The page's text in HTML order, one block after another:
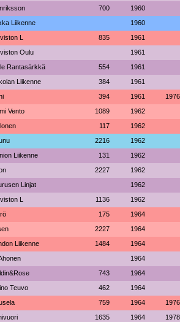
700 1960
Liikenne 1960
L 835 1961
Oulu 1961
Rantasärkkä 554 1961
Liikenne 384 1961
394 1961 1976
Vento 1089 1962
117 1962
2216 1962
Liikenne 131 1962
2227 1962
Linjat 1962
L 1136 1962
175 1964
2227 1964
Liikenne 1484 1964
1964
743 1964
Teuvo 462 1964
759 1964 1976
1635 1964 1978